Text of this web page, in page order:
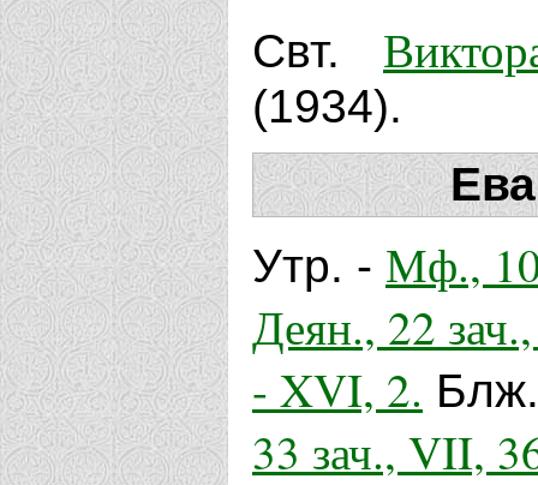
Свт.
(1934).
Утр. - Мф.,
Деян., 22
- XVI, 2.
33 зач., VII,